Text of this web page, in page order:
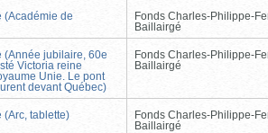
(Académie de
Fonds Charles-Philippe-
Baillairgé
(Année jubilaire, 60e
Victoria reine
Unie. Le pont
devant Québec)
Fonds Charles-Philippe-
Baillairgé
(Arc, tablette)
Fonds Charles-Philippe-
Baillairgé